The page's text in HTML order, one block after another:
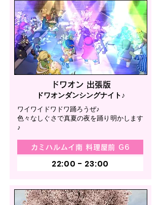
ドワオン 出張版
ドワオンダンシングナイト♪
ワイワイドワドワ踊ろうぜ♪
色々なしぐさで真夏の夜を踊り明かします
♪
カミハルムイ南 料理屋前 G6
22:00 - 23:00